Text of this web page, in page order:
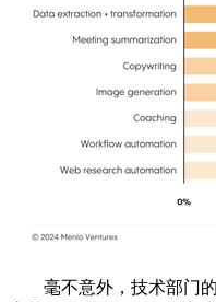
毫不意外，技术部门的